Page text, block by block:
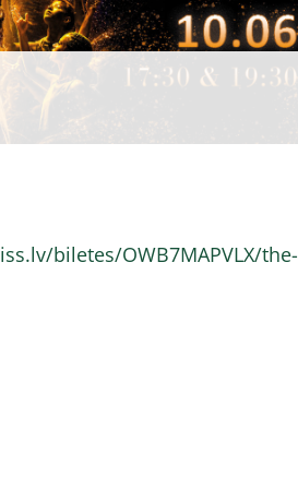
biletes/OWB7MAPVLX/the-